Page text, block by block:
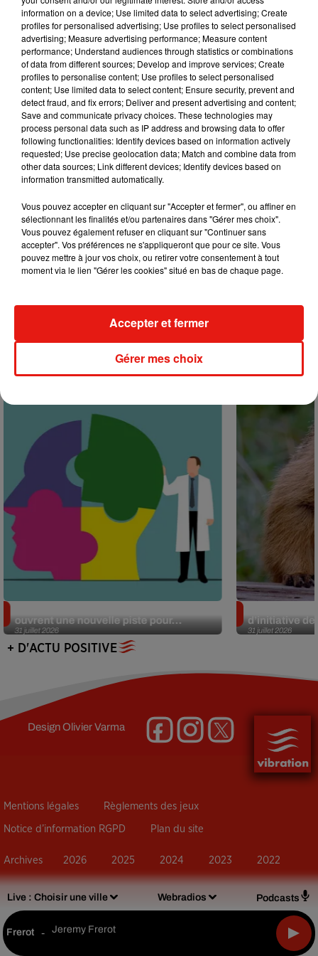
Live : Choisir une ville Webradios Podcasts
Frerot - Jeremy Frerot
7 août 2026
7 août 2026
Angèle et Amélie Lens dévoilent leur
collaboration tant attendue
Benny Blanco invite Selena Gomez et
Becky G sur son nouveau single
Tiny Desk invite Charlie Puth pour une
+ DE MUSIQUE
Actu positive
31 juillet 2026
ouvrent une nouvelle piste pour...
31 juillet 2026
d’initiative
+ D'ACTU POSITIVE
DesignOlivier Varma
Mentions légales Règlements des jeux
Notice d’information RGPD Plan du site
Archives 2026 2025 2024 2023 2022
information on a device; Use limited data to select advertising; Create
profiles for personalised advertising; Use profiles to select personalised
advertising; Measure advertising performance; Measure content
performance; Understand audiences through statistics or combinations
of data from different sources; Develop and improve services; Create
profiles to personalise content; Use profiles to select personalised
content; Use limited data to select content; Ensure security, prevent and
detect fraud, and fix errors; Deliver and present advertising and content;
Save and communicate privacy choices. These technologies may
process personal data such as IP address and browsing data to offer
following functionalities: Identify devices based on information actively
requested; Use precise geolocation data; Match and combine data from
other data sources; Link different devices; Identify devices based on
information transmitted automatically.
Vous pouvez accepter en cliquant sur "Accepter et fermer", ou affiner en
sélectionnant les finalités et/ou partenaires dans "Gérer mes choix".
Vous pouvez également refuser en cliquant sur "Continuer sans
accepter". Vos préférences ne s'appliqueront que pour ce site. Vous
pouvez mettre à jour vos choix, ou retirer votre consentement à tout
moment via le lien "Gérer les cookies" situé en bas de chaque page.
Gérer mes choix
Accepter et fermer